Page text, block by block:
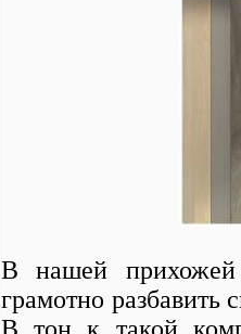
В нашей
грамотно разбавить
В тон к такой